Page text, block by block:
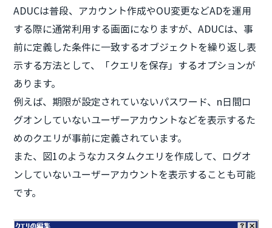
ADUCは普段、アカウント作成やOU変更などADを運用
する際に通常利用する画面になりますが、ADUCは、事
前に定義した条件に一致するオブジェクトを繰り返し表
示する方法として、「クエリを保存」するオプションが
あります。
例えば、期限が設定されていないパスワード、n日間ロ
グオンしていないユーザーアカウントなどを表示するた
めのクエリが事前に定義されています。
また、図1のようなカスタムクエリを作成して、ログオ
ンしていないユーザーアカウントを表示することも可能
です。